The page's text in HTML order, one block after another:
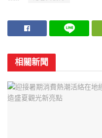
相關新聞